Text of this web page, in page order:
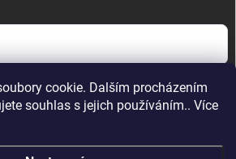
cookie. Dalším procházením
souhlas s jejich používáním.. Více
spodmínkami ochrany osobních údajů